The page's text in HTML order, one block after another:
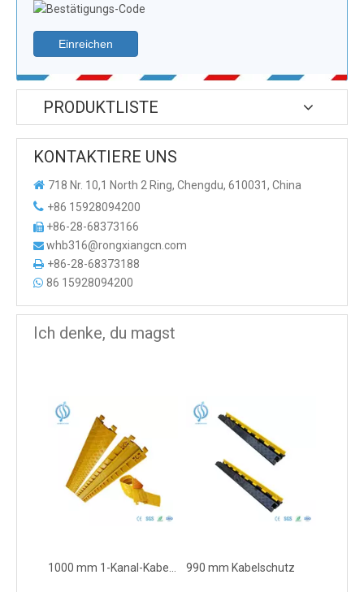
Einreichen
PRODUKTLISTE
KONTAKTIERE UNS
 718 Nr. 10,1 North 2 Ring, Chengdu, 610031, China
 +86 15928094200
 +86-28-68373166
 whb316@rongxiangcn.com
 +86-28-68373188
 86 15928094200
Ich denke, du magst
990 mm Kabelschutz